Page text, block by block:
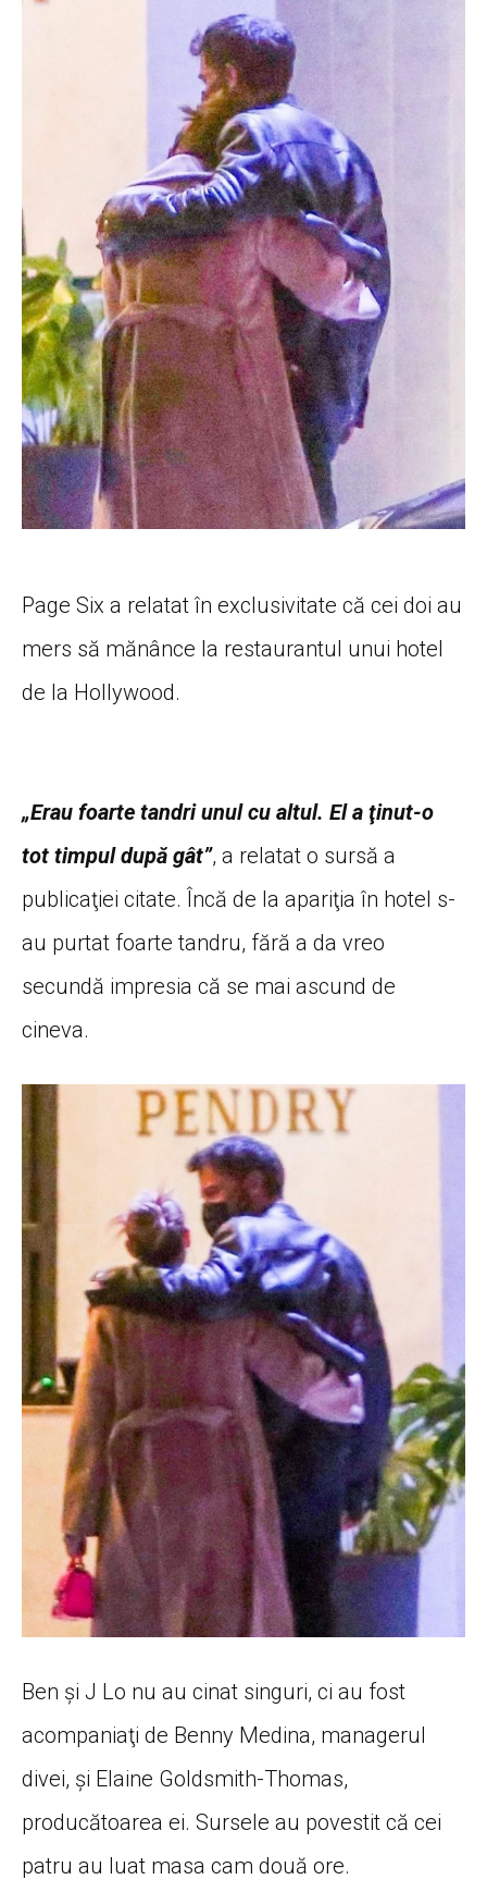
Page Six a relatat în exclusivitate că cei doi au
mers să mănânce la restaurantul unui hotel
de la Hollywood.
„Erau foarte tandri unul cu altul. El a ţinut-o
tot timpul după gât”, a relatat o sursă a
publicaţiei citate. Încă de la apariţia în hotel s-
au purtat foarte tandru, fără a da vreo
secundă impresia că se mai ascund de
cineva.
Ben şi J Lo nu au cinat singuri, ci au fost
acompaniaţi de Benny Medina, managerul
divei, şi Elaine Goldsmith-Thomas,
producătoarea ei. Sursele au povestit că cei
patru au luat masa cam două ore.